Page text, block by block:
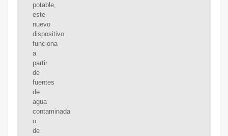
potable,
este
nuevo
dispositivo
funciona
a
partir
de
fuentes
de
agua
contaminada
o
de